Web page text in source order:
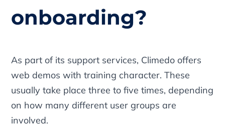
onboarding?
As part of its support services, Climedo offers
web demos with training character. These
usually take place three to five times, depending
on how many different user groups are
involved.